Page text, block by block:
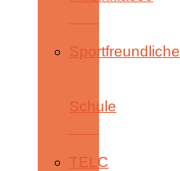
Sportfreundliche
Schule
TELC